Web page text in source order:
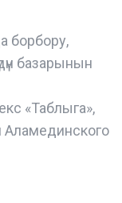
борбору,
базарынын
«Таблыга»,